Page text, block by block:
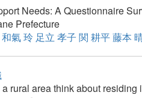
Needs: A Questionnaire
Prefecture
和氣 玲 足立 孝子 関 耕平藤本
rural area think about residing